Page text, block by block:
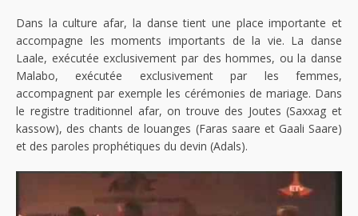
Dans la culture afar, la danse tient une place importante et
accompagne les moments importants de la vie. La danse
Laale, exécutée exclusivement par des hommes, ou la danse
Malabo, exécutée exclusivement par les femmes,
accompagnent par exemple les cérémonies de mariage. Dans
le registre traditionnel afar, on trouve des Joutes (Saxxag et
kassow), des chants de louanges (Faras saare et Gaali Saare)
et des paroles prophétiques du devin (Adals).